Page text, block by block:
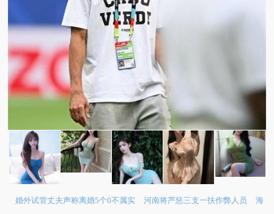
婚外试管丈夫声称离婚5个0不属实 河南将严惩三支一扶作弊人员 海